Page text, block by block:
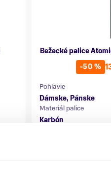
Bežecké palice
-50 %
Pohlavie
Dámske, Pánske
Materiál palice
Karbón
Veľkosť